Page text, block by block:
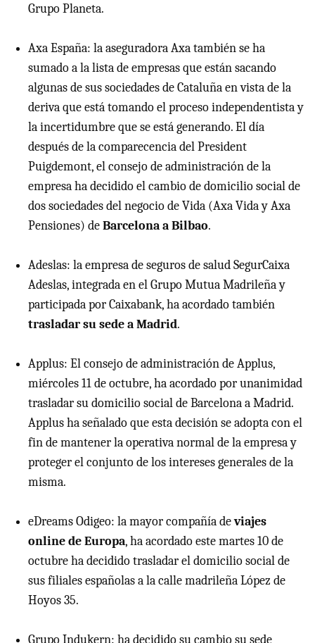
Grupo Planeta.
Axa España: la aseguradora Axa también se ha
sumado a la lista de empresas que están sacando
algunas de sus sociedades de Cataluña en vista de la
deriva que está tomando el proceso independentista y
la incertidumbre que se está generando. El día
después de la comparecencia del President
Puigdemont, el consejo de administración de la
empresa ha decidido el cambio de domicilio social de
dos sociedades del negocio de Vida (Axa Vida y Axa
Pensiones) deBarcelona a Bilbao.
Adeslas: la empresa de seguros de salud SegurCaixa
Adeslas, integrada en el Grupo Mutua Madrileña y
participada por Caixabank, ha acordado también
trasladar su sede a Madrid.
Applus: El consejo de administración de Applus,
miércoles 11 de octubre, ha acordado por unanimidad
trasladar su domicilio social de Barcelona a Madrid.
Applus ha señalado que esta decisión se adopta con el
fin de mantener la operativa normal de la empresa y
proteger el conjunto de los intereses generales de la
misma.
eDreams Odigeo: la mayor compañía deviajes
online de Europa, ha acordado este martes 10 de
octubre ha decidido trasladar el domicilio social de
sus filiales españolas a la calle madrileña López de
Hoyos 35.